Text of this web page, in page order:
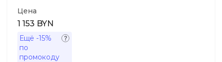
Цена
1 153 BYN
Ещё -15%
по
промокоду